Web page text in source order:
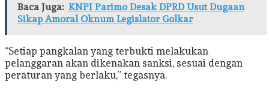
Baca Juga: KNPI Parimo Desak DPRD Usut Dugaan
Sikap Amoral Oknum Legislator Golkar
“Setiap pangkalan yang terbukti melakukan
pelanggaran akan dikenakan sanksi, sesuai dengan
peraturan yang berlaku,” tegasnya.